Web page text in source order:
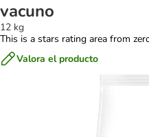
vacuno
12 kg
This is a stars rating area from
Valora el producto